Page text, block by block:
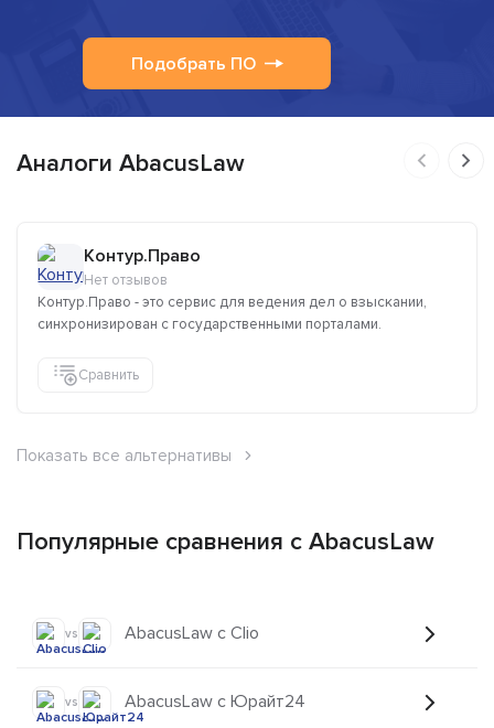
Подобрать ПО
Аналоги AbacusLaw
Контур.Право
Нет отзывов
Контур.Право - это сервис для ведения дел о взыскании,
синхронизирован с государственными порталами.
Сравнить
Показать все альтернативы
Популярные сравнения с AbacusLaw
vs AbacusLaw с Clio
vs AbacusLaw с Юрайт24